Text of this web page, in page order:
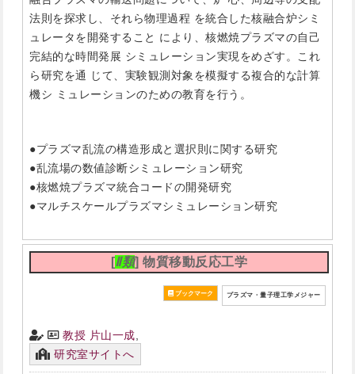
法則を探求し、それら物理過程 を統合した核融合炉シミ
ュレータを開発すること により、核燃焼プラズマの自己
完結的な時間発展 シミュレーション実現をめざす。これ
ら研究を通 じて、実験観測対象を模擬する複合的な計算
機シ ミュレーションのための教育を行う。
●プラズマ乱流の構造形成と選択則に関する研究
●乱流場の数値診断シミュレーション研究
●核燃焼プラズマ統合コードの開発研究
●マルチスケールプラズマシミュレーション研究
[Ⅱ類] 物質移動反応工学
プラズマ・量子理工学メジャー
教授 片山一成,
研究室サイトへ